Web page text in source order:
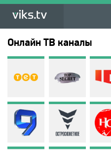
Онлайн ТВ каналы